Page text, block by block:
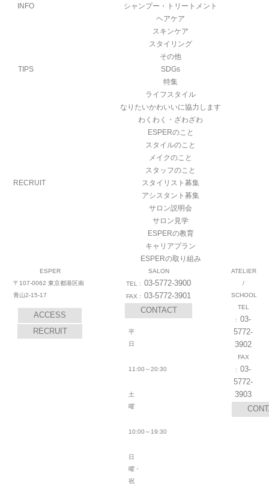
INFO
シャンプー・トリートメント
ヘアケア
スキンケア
スタイリング
その他
TIPS
SDGs
特集
ライフスタイル
なりたいかわいいに協力します
わくわく・ざわざわ
ESPERのこと
スタイルのこと
メイクのこと
スタッフのこと
RECRUIT
スタイリスト募集
アシスタント募集
サロン説明会
サロン見学
ESPERの教育
キャリアプラン
ESPERの取り組み
ESPER
〒107-0062 東京都港区南
青山2-15-17
ACCESS
RECRUIT
SALON
03-5772-3900
03-5772-3901
CONTACT
平
日
11:00～20:30
土
曜
10:00～19:30
日
曜・
祝
ATELIER
/
SCHOOL
03-
5772-
3902
03-
5772-
3903